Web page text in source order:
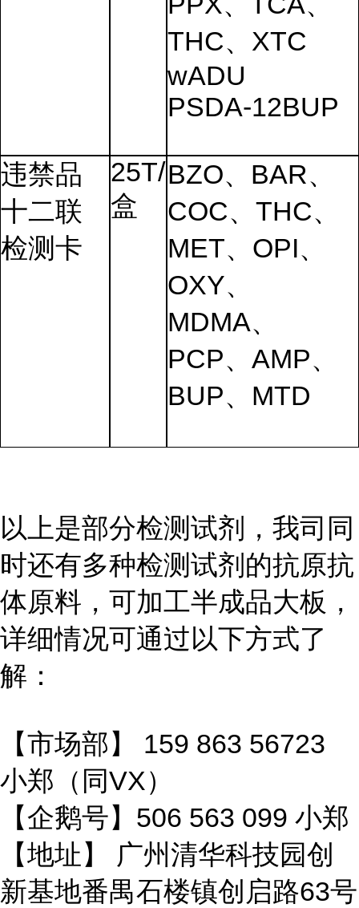
THC、XTC
wADU
PSDA-12BUP
违禁品
十二联
检测卡
25T/
盒
BZO、BAR、
COC、THC、
MET、OPI、
OXY、
MDMA、
PCP、AMP、
BUP、MTD
以上是部分检测试剂，我司同
时还有多种检测试剂的抗原抗
体原料，可加工半成品大板，
详细情况可通过以下方式了
解：
【市场部】 159 863 56723
小郑（同VX）
【企鹅号】506 563 099 小郑
【地址】 广州清华科技园创
新基地番禺石楼镇创启路63号